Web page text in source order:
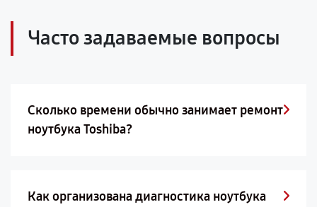
Часто задаваемые вопросы
Сколько времени обычно занимает ремонт
ноутбука Toshiba?
Как организована диагностика ноутбука